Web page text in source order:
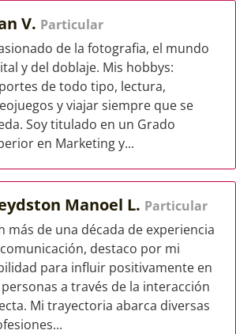
V. Particular
de la fotografia, el mundo
y del doblaje. Mis hobbys:
de todo tipo, lectura,
y viajar siempre que se
Soy titulado en un Grado
en Marketing y...
Manoel L. Particular
más de una década de experiencia
destaco por mi
para influir positivamente en
personas a través de la interacción
Mi trayectoria abarca diversas